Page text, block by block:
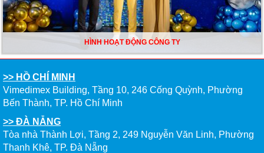
HÌNH HOẠT ĐỘNG CÔNG TY
>> HỒ CHÍ MINH
Vimedimex Building, Tầng 10, 246 Cống Quỳnh, Phường
Bến Thành, TP. Hồ Chí Minh
>> ĐÀ NẴNG
Tòa nhà Thành Lợi, Tầng 2, 249 Nguyễn Văn Linh, Phường
Thanh Khê, TP. Đà Nẵng